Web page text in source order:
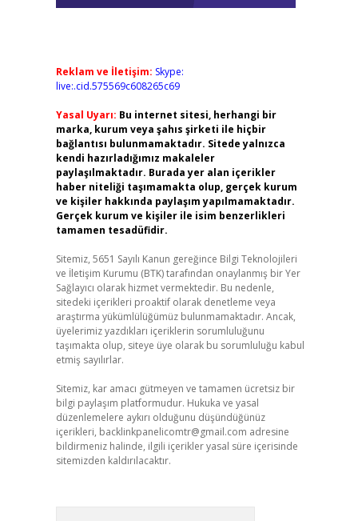
Reklam ve İletişim: Skype:
live:.cid.575569c608265c69
Yasal Uyarı: Bu internet sitesi, herhangi bir
marka, kurum veya şahıs şirketi ile hiçbir
bağlantısı bulunmamaktadır. Sitede yalnızca
kendi hazırladığımız makaleler
paylaşılmaktadır. Burada yer alan içerikler
haber niteliği taşımamakta olup, gerçek kurum
ve kişiler hakkında paylaşım yapılmamaktadır.
Gerçek kurum ve kişiler ile isim benzerlikleri
tamamen tesadüfidir.
Sitemiz, 5651 Sayılı Kanun gereğince Bilgi Teknolojileri
ve İletişim Kurumu (BTK) tarafından onaylanmış bir Yer
Sağlayıcı olarak hizmet vermektedir. Bu nedenle,
sitedeki içerikleri proaktif olarak denetleme veya
araştırma yükümlülüğümüz bulunmamaktadır. Ancak,
üyelerimiz yazdıkları içeriklerin sorumluluğunu
taşımakta olup, siteye üye olarak bu sorumluluğu kabul
etmiş sayılırlar.
Sitemiz, kar amacı gütmeyen ve tamamen ücretsiz bir
bilgi paylaşım platformudur. Hukuka ve yasal
düzenlemelere aykırı olduğunu düşündüğünüz
içerikleri, backlinkpanelicomtr@gmail.com adresine
bildirmeniz halinde, ilgili içerikler yasal süre içerisinde
sitemizden kaldırılacaktır.